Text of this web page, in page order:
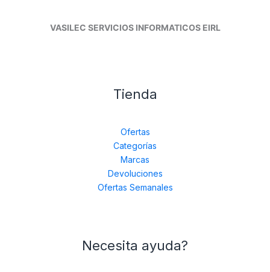
VASILEC SERVICIOS INFORMATICOS EIRL
Tienda
Ofertas
Categorías
Marcas
Devoluciones
Ofertas Semanales
Necesita ayuda?